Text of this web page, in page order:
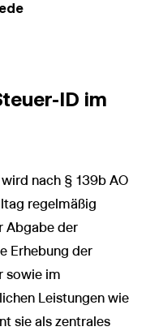
ID im
nach § 139b AO
regelmäßig
Abgabe der
Erhebung der
sowie im
Leistungen wie
sie als zentrales